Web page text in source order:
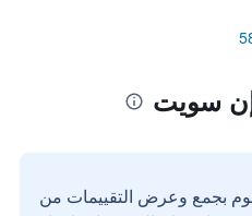
سويت
بجمع وعرض التقييمات من